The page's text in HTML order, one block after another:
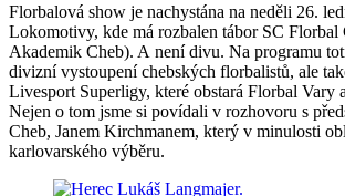
Florbalová show je nachystána na neděli 26.
Lokomotivy, kde má rozbalen tábor SC Florbal
Akademik Cheb). A není divu. Na programu
divizní vystoupení chebských florbalistů, ale
Livesport Superligy, které obstará Florbal Vary
Nejen o tom jsme si povídali v rozhovoru s
Cheb, Janem Kirchmanem, který v minulosti
karlovarského výběru.